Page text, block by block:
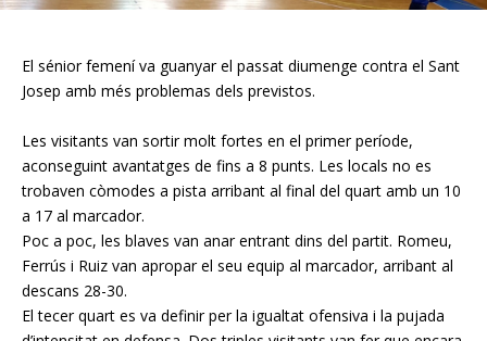
El sénior femení va guanyar el passat diumenge contra el Sant
Josep amb més problemas dels previstos.
Les visitants van sortir molt fortes en el primer període,
aconseguint avantatges de fins a 8 punts. Les locals no es
trobaven còmodes a pista arribant al final del quart amb un 10
a 17 al marcador.
Poc a poc, les blaves van anar entrant dins del partit. Romeu,
Ferrús i Ruiz van apropar el seu equip al marcador, arribant al
descans 28-30.
El tecer quart es va definir per la igualtat ofensiva i la pujada